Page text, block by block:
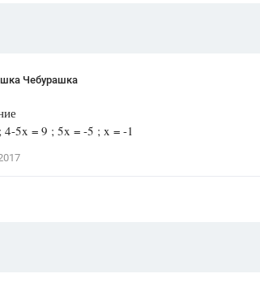
Чебурашка
; 4-5x = 9 ; 5x = -5 ; x = -1